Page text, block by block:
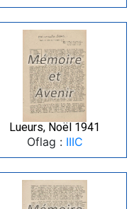
Lueurs, Noël 1941
Oflag : IIIC